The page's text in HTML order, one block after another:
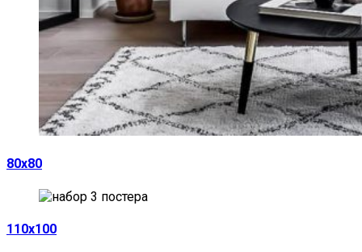
80х80
110х100